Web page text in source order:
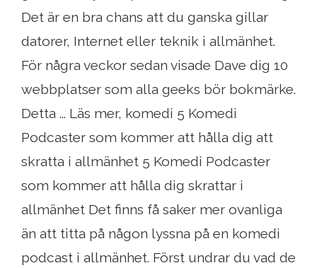
Det är en bra chans att du ganska gillar
datorer, Internet eller teknik i allmänhet.
För några veckor sedan visade Dave dig 10
webbplatser som alla geeks bör bokmärke.
Detta ... Läs mer, komedi 5 Komedi
Podcaster som kommer att hålla dig att
skratta i allmänhet 5 Komedi Podcaster
som kommer att hålla dig skrattar i
allmänhet Det finns få saker mer ovanliga
än att titta på någon lyssna på en komedi
podcast i allmänhet. Först undrar du vad de